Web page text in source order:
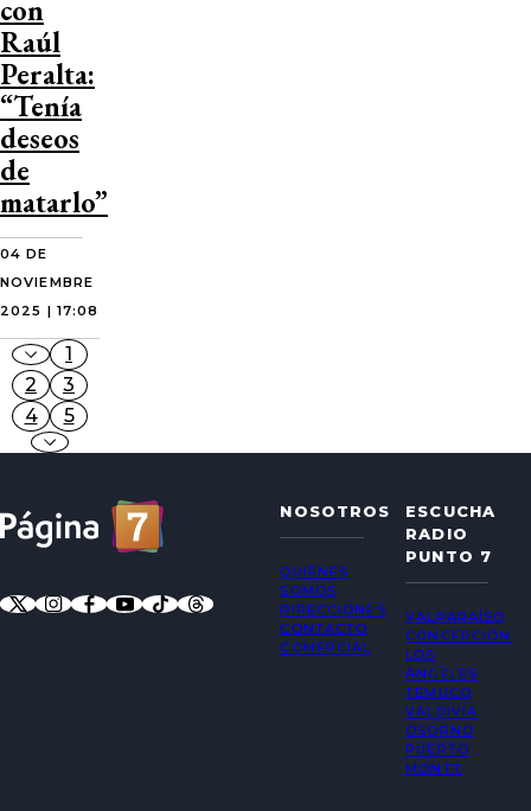
con
Raúl
Peralta:
“Tenía
deseos
de
matarlo”
04 DE
NOVIEMBRE
2025 | 17:08
1
2
3
4
5
NOSOTROS
QUIÉNES
SOMOS
DIRECCIONES
CONTACTO
COMERCIAL
ESCUCHA
RADIO
PUNTO 7
VALPARAÍSO
CONCEPCIÓN
LOS
ÁNGELES
TEMUCO
VALDIVIA
OSORNO
PUERTO
MONTT